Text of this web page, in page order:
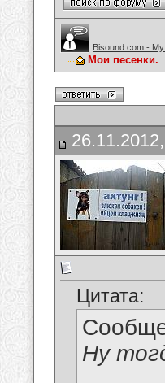
Bisound.com -
Мои песенки.
Цитата:
Ну